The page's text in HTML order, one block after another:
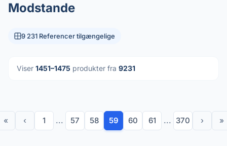
Modstande
9 231 Referencer tilgængelige
Viser 1451–1475 produkter fra 9231
« ‹ 1 ... 57 58 59 60 61 ... 370 › »